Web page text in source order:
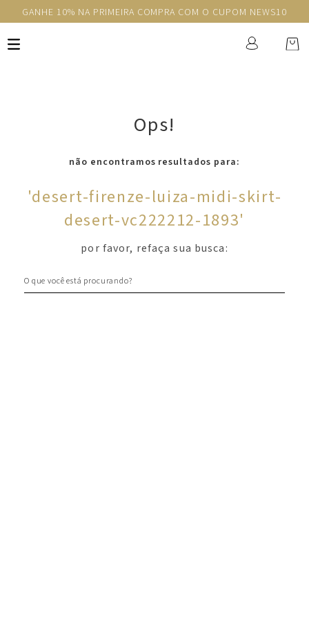
GANHE 10% NA PRIMEIRA COMPRA COM O CUPOM NEWS10
Ops!
não encontramos resultados para:
'desert-firenze-luiza-midi-skirt-
desert-vc222212-1893'
por favor, refaça sua busca: